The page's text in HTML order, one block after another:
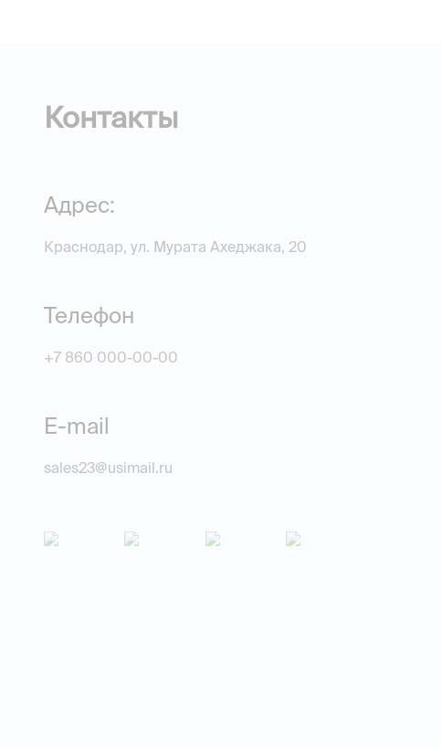
Контакты
Адрес:
Краснодар, ул. Мурата Ахеджака, 20
Телефон
+7 860 000-00-00
E-mail
sales23@usimail.ru